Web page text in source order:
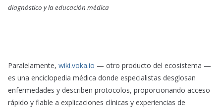
diagnóstico y la educación médica
Paralelamente, wiki.voka.io — otro producto del ecosistema —
es una enciclopedia médica donde especialistas desglosan
enfermedades y describen protocolos, proporcionando acceso
rápido y fiable a explicaciones clínicas y experiencias de